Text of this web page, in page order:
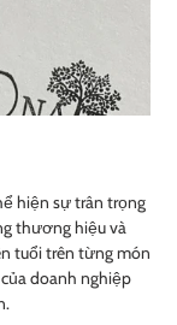
hiện sự trân trọng
thương hiệu và
tuổi trên từng món
doanh nghiệp